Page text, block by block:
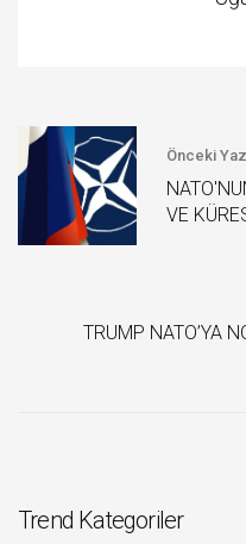
Önceki
VE
TRUMP NATO’YA
Trend Kategoriler